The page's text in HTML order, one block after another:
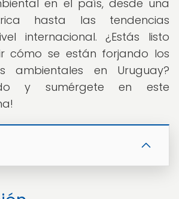
en el país, desde una
hasta las tendencias
internacional. ¿Estás listo
cómo se están forjando los
ambientales en Uruguay?
y sumérgete en este